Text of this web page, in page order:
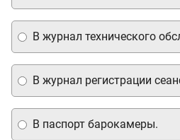
В журнал технического
В паспорт барокамеры.
В журнал регистрации